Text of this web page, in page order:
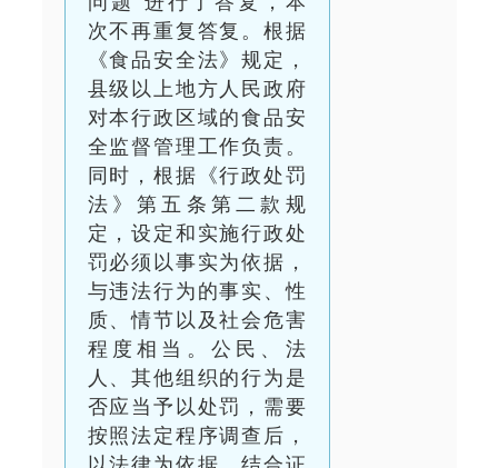
次不再重复答复。根据
《食品安全法》规定，
县级以上地方人民政府
对本行政区域的食品安
全监督管理工作负责。
同时，根据《行政处罚
法》第五条第二款规
定，设定和实施行政处
罚必须以事实为依据，
与违法行为的事实、性
质、情节以及社会危害
程度相当。公民、法
人、其他组织的行为是
否应当予以处罚，需要
按照法定程序调查后，